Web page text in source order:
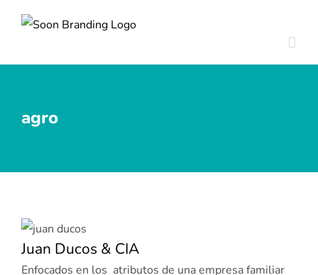
agro
Juan Ducos & CIA
Enfocados en los atributos de una empresa familiar